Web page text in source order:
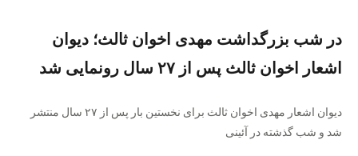
در شب بزرگداشت مهدی اخوان ثالث؛ دیوان
اشعار اخوان ثالث پس از ۲۷ سال رونمایی شد
دیوان اشعار مهدی اخوان ثالث برای نخستین بار پس از ۲۷ سال منتشر
شد و شب گذشته در آئینی